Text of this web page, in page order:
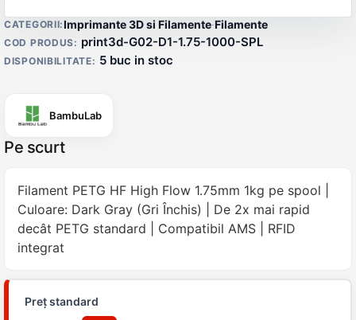
Detalii produs
CATEGORII:Imprimante 3D si Filamente·Filamente
COD PRODUS: print3d-G02-D1-1.75-1000-SPL
DISPONIBILITATE: 5 buc in stoc
BambuLab
Pe scurt
Filament PETG HF High Flow 1.75mm 1kg pe spool |
Culoare: Dark Gray (Gri Închis) | De 2x mai rapid
decât PETG standard | Compatibil AMS | RFID
integrat
Preț standard